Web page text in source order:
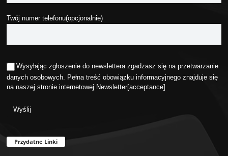
Twój numer telefonu(opcjonalnie)
Wysyłając zgłoszenie do newslettera zgadzasz się na przetwarzanie
danych osobowych. Pełna treść obowiązku informacyjnego znajduje się
na naszej stronie internetowej Newsletter[acceptance]
Przydatne Linki